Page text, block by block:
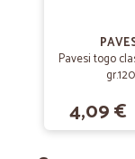
—
Veloci e ampia
Veloci e ampia
Pavesi togo
gr.120
4,09 €